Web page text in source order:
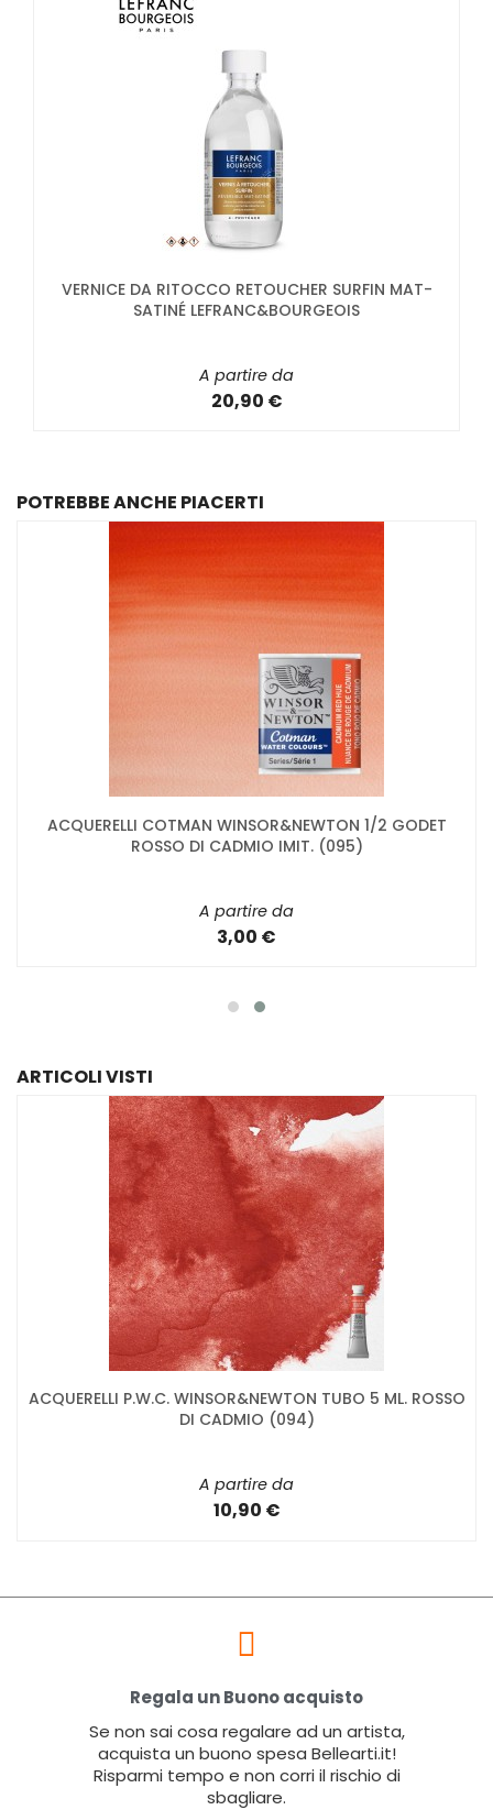
VERNICE DA RITOCCO RETOUCHER SURFIN MAT-
SATINÉ LEFRANC&BOURGEOIS
A partire da
20,90 €
POTREBBE ANCHE PIACERTI
ACQUERELLI COTMAN WINSOR&NEWTON 1/2 GODET
ROSSO DI CADMIO IMIT. (095)
A partire da
3,00 €
ARTICOLI VISTI
ACQUERELLI P.W.C. WINSOR&NEWTON TUBO 5 ML. ROSSO
DI CADMIO (094)
A partire da
10,90 €
Regala un Buono acquisto
Se non sai cosa regalare ad un artista,
acquista un buono spesa Bellearti.it!
Risparmi tempo e non corri il rischio di
sbagliare.